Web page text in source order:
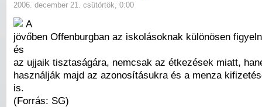
2006. december 21. csütörtök, 0:00
A
jövőben Offenburgban az iskolásoknak különösen
és
az ujjaik tisztaságára, nemcsak az étkezések miatt,
használják majd az azonosításukra és a menza
is.
(Forrás: SG)